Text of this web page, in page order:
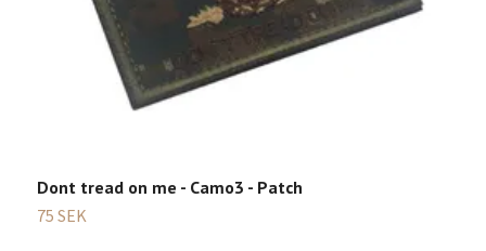
Dont tread on me - Camo3 - Patch
75 SEK